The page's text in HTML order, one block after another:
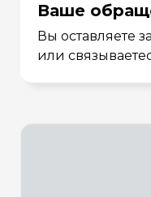
Ваше
Вы оставляете
или